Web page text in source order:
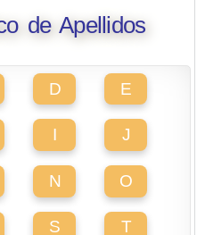
de Apellidos
D E
I J
N O
S T